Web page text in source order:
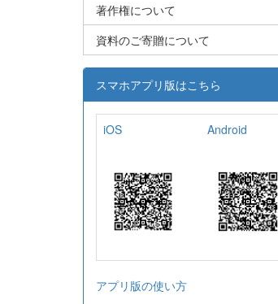
著作権について
資料のご寄贈について
スマホアプリ版はこちら
iOS Android
アプリ版の使い方